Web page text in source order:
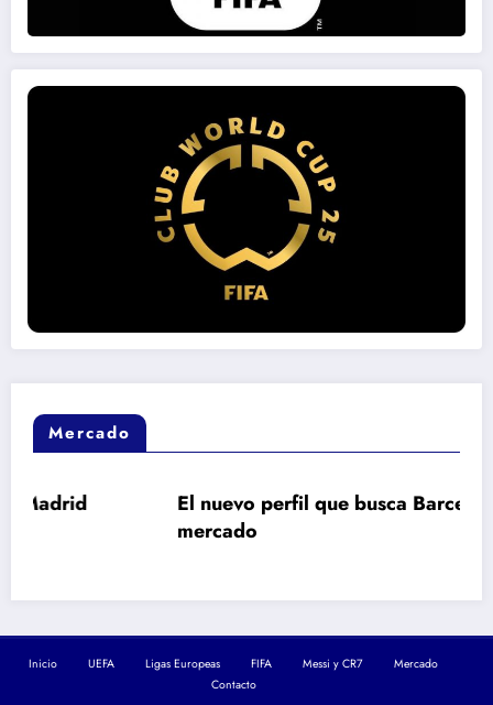
Mercado
El nuevo perfil que busca Barcelona en el
Inicio UEFA Ligas Europeas FIFA Messi y CR7
Mercado
Contacto